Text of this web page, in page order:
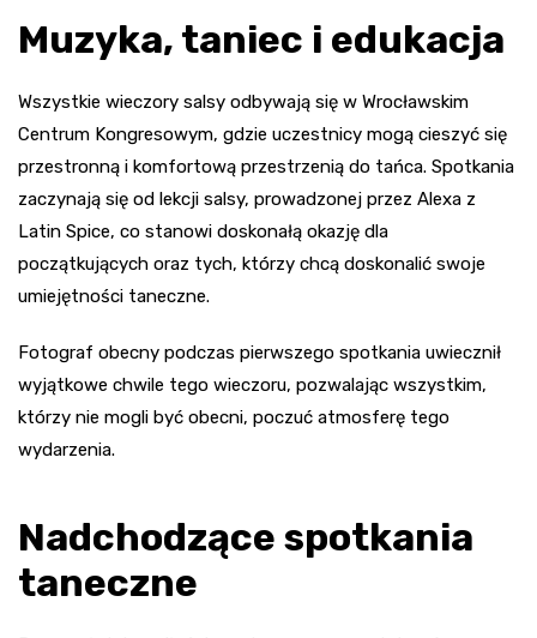
Muzyka, taniec i edukacja
Wszystkie wieczory salsy odbywają się w Wrocławskim
Centrum Kongresowym, gdzie uczestnicy mogą cieszyć się
przestronną i komfortową przestrzenią do tańca. Spotkania
zaczynają się od lekcji salsy, prowadzonej przez Alexa z
Latin Spice, co stanowi doskonałą okazję dla
początkujących oraz tych, którzy chcą doskonalić swoje
umiejętności taneczne.
Fotograf obecny podczas pierwszego spotkania uwiecznił
wyjątkowe chwile tego wieczoru, pozwalając wszystkim,
którzy nie mogli być obecni, poczuć atmosferę tego
wydarzenia.
Nadchodzące spotkania
taneczne